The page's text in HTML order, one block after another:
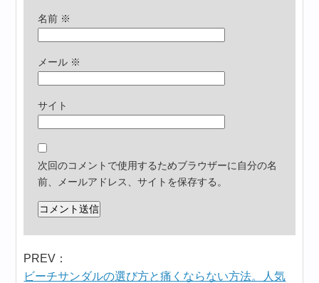
名前 ※
メール ※
サイト
次回のコメントで使用するためブラウザーに自分の名
前、メールアドレス、サイトを保存する。
PREV：
ビーチサンダルの選び方と痛くならない方法。人気